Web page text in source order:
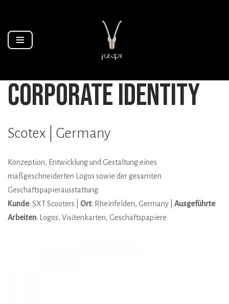
Inhalt
corporate identity
Scotex | Germany
Konzeption, Entwicklung und Gestaltung eines
maßgeschneiderten Logos sowie der gesamten
Geschäftspapierausstattung.
Kunde: SXT Scooters | Ort: Rheinfelden, Germany | Ausgeführte
Arbeiten: Logos, Visitenkarten, Geschäftspapiere